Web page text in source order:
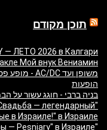
תוכן מקודם
— ЛЕТО 2026 в Калгари
Мой внук Вениамин
הופעות
בניה ברבי - חוגג עשור על הבמות! 2026 - כרטיסים
— легендарный
в Израиле!" в Израиле
"Песняры — Pesniary" в Израиле